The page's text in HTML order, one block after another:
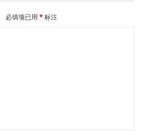
必填项已用 *标注